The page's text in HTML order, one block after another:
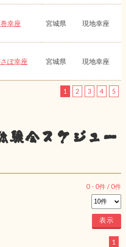
幸座 宮城県 現地幸座
ぽ幸座 宮城県 現地幸座
1 2 3 4 5
験会スケジュー
0 - 0件 /0件
1